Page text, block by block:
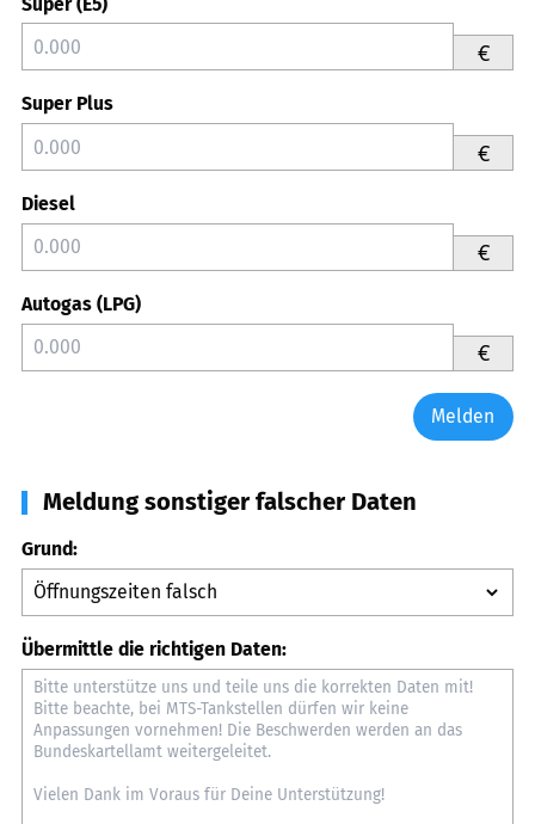
€
Super Plus
€
Diesel
€
Autogas (LPG)
€
Melden
Meldung sonstiger falscher Daten
Grund:
Übermittle die richtigen Daten: